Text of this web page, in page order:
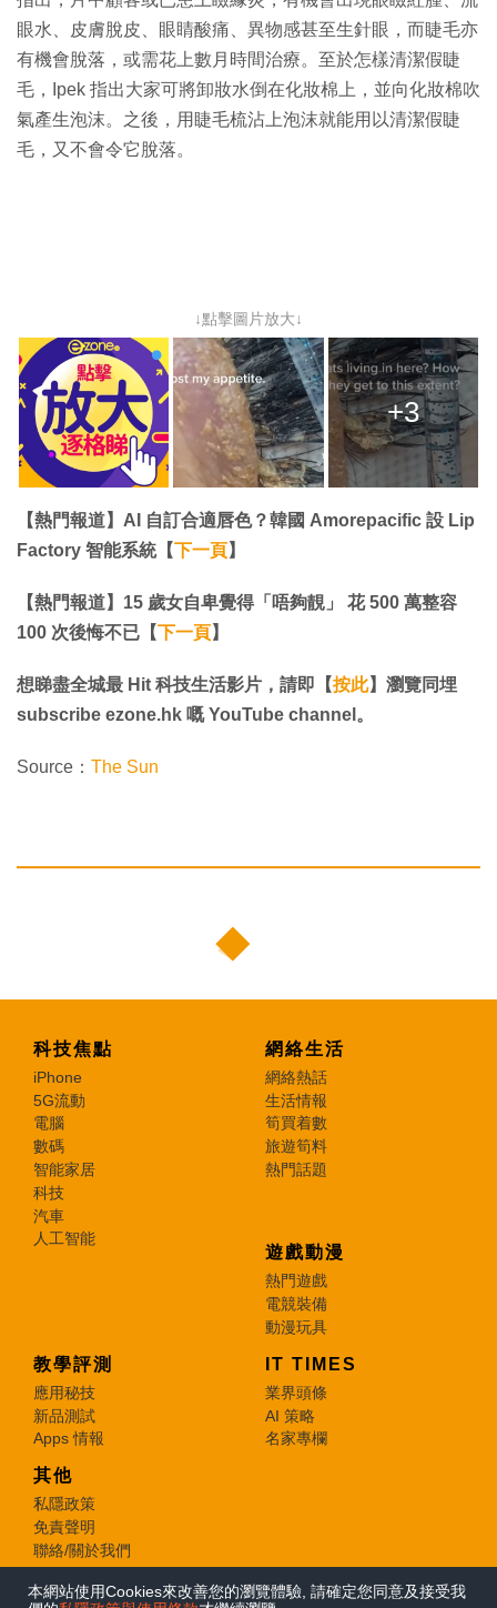
本網站使用Cookies來改善您的瀏覽體驗, 請確定您同意及接受我
眼水、皮膚脫皮、眼睛酸痛、異物感甚至生針眼，而睫毛亦
有機會脫落，或需花上數月時間治療。至於怎樣清潔假睫
毛，Ipek 指出大家可將卸妝水倒在化妝棉上，並向化妝棉吹
氣產生泡沫。之後，用睫毛梳沾上泡沫就能用以清潔假睫
毛，又不會令它脫落。
↓點擊圖片放大↓
+3
【熱門報道】AI 自訂合適唇色？韓國 Amorepacific 設 Lip
Factory 智能系統【下一頁】
【熱門報道】15 歲女自卑覺得「唔夠靚」 花 500 萬整容
100 次後悔不已【下一頁】
想睇盡全城最 Hit 科技生活影片，請即【按此】瀏覽同埋
subscribe ezone.hk 嘅 YouTube channel。
Source： The Sun
科技焦點
iPhone
5G流動
電腦
數碼
智能家居
科技
汽車
人工智能
網絡生活
網絡熱話
生活情報
筍買着數
旅遊筍料
熱門話題
遊戲動漫
熱門遊戲
電競裝備
動漫玩具
教學評測
應用秘技
新品測試
Apps 情報
IT TIMES
業界頭條
AI 策略
名家專欄
其他
私隱政策
免責聲明
聯絡/關於我們
© 2026 e-zone. All Rights Reserved.